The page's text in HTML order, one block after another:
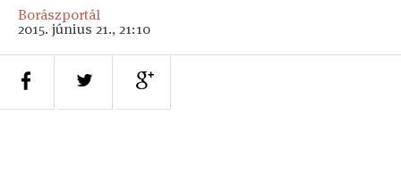
Borászportál
2015. június 21., 21:10